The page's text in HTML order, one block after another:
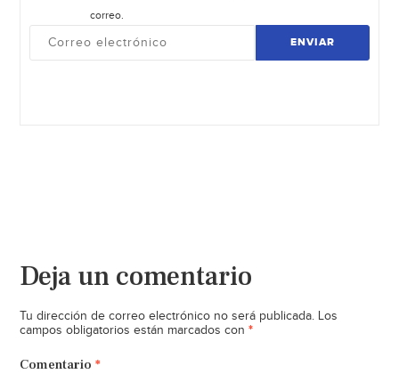
correo.
ENVIAR
Deja un comentario
Tu dirección de correo electrónico no será publicada. Los
campos obligatorios están marcados con *
Comentario *